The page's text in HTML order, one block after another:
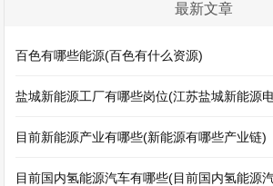
最新文章
百色有哪些能源(百色有什么资源)
盐城新能源工厂有哪些岗位(江苏盐城新能源
目前新能源产业有哪些(新能源有哪些产业链)
目前国内氢能源汽车有哪些(目前国内氢能源